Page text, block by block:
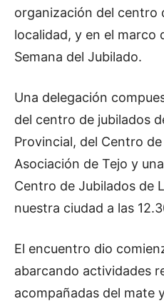
organización del centro
localidad, y en el marco
Semana del Jubilado.
Una delegación
del centro de jubilados
Provincial, del Centro
Asociación de Tejo y
Centro de Jubilados de
nuestra ciudad a las
El encuentro dio
abarcando actividades
acompañadas del mate